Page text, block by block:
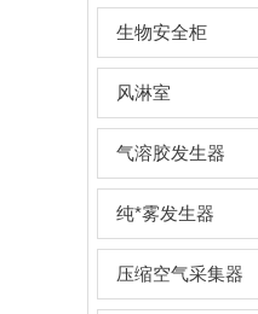
生物安全柜
风淋室
气溶胶发生器
纯*雾发生器
压缩空气采集器